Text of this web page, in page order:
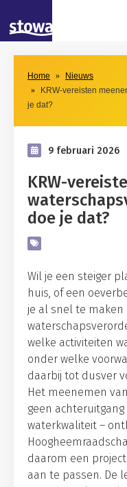
Skip to main content
Skip to main nav
Home
Nieuws
KRW-vereisten
je dat?
9 februari 2026
KRW-
doe je dat?
Wil je een steiger
huis, of een
je al snel te maken
welke activiteiten
onder welke
daarbij tot dusver
Het meenemen
geen
waterkwaliteit –
daarom een
aan te passen. De